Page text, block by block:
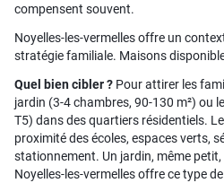
compensent souvent.
Noyelles-les-vermelles offre un
stratégie familiale. Maisons
Quel bien cibler ? Pour attirer les
jardin (3-4 chambres, 90-130 m²) ou
T5) dans des quartiers résidentiels.
proximité des écoles, espaces verts,
stationnement. Un jardin, même
Noyelles-les-vermelles offre ce type